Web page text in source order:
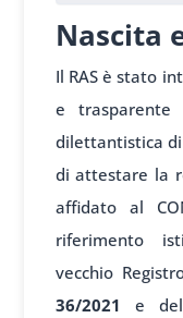
Nascita
Il RAS è stato
e trasparente
dilettantistica di
di attestare la
affidato al
riferimento
vecchio
36/2021 e